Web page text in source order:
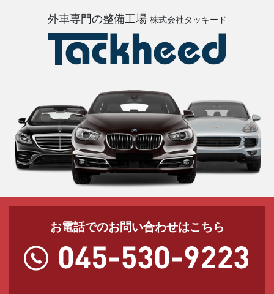
外車専門の整備工場 株式会社タッキード
お電話でのお問い合わせはこちら